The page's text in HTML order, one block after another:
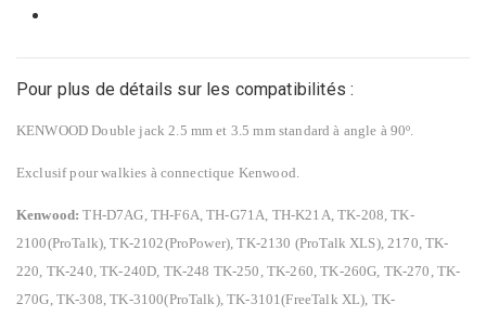
Pour plus de détails sur les compatibilités :
KENWOOD Double jack 2.5 mm et 3.5 mm standard à angle à 90º.
Exclusif pourwalkies à connectique Kenwood.
Kenwood: TH-D7AG, TH-F6A, TH-G71A, TH-K21A, TK-208, TK-
2100(ProTalk), TK-2102(ProPower), TK-2130 (ProTalk XLS), 2170, TK-
220, TK-240, TK-240D, TK-248 TK-250, TK-260, TK-260G, TK-270, TK-
270G, TK-308, TK-3100(ProTalk), TK-3101(FreeTalk XL), TK-